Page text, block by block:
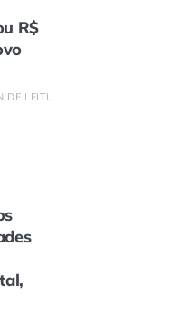
R$
DE LEITURA